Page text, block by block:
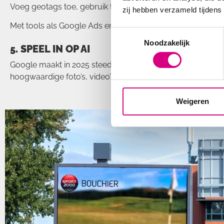
zij hebben verzameld
Noodzakelijk
Weigeren
Voeg geotags toe, gebruik trending lokale hashtags en
Met tools als Google Ads en Meta Ads kun je nog
5. SPEEL IN OP AI
Google maakt in 2025 steeds meer gebruik van AI om
hoogwaardige foto’s, video’s en geautomatiseerde